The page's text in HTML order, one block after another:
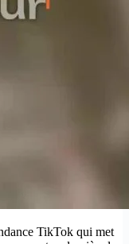
TikTok qui met